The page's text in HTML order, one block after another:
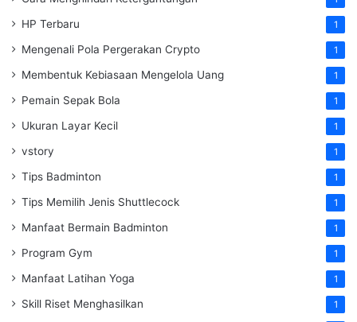
HP Terbaru 1
Mengenali Pola Pergerakan Crypto 1
Membentuk Kebiasaan Mengelola Uang 1
Pemain Sepak Bola 1
Ukuran Layar Kecil 1
vstory 1
Tips Badminton 1
Tips Memilih Jenis Shuttlecock 1
Manfaat Bermain Badminton 1
Program Gym 1
Manfaat Latihan Yoga 1
Skill Riset Menghasilkan 1